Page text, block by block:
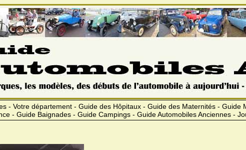
- Votre département - Guide des Hôpitaux - Guide des Maternités - Guide
- Guide Baignades - Guide Campings - Guide Automobiles Anciennes -